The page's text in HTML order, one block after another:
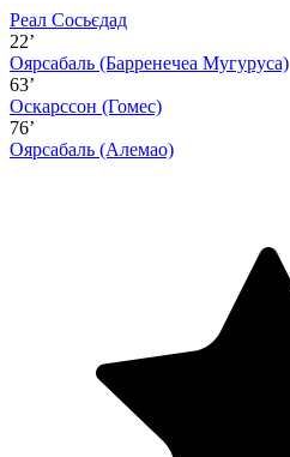
Реал Сосьєдад
22’
Оярсабаль (Барренечеа Мугуруса)
63’
Оскарссон (Гомес)
76’
Оярсабаль (Алемао)